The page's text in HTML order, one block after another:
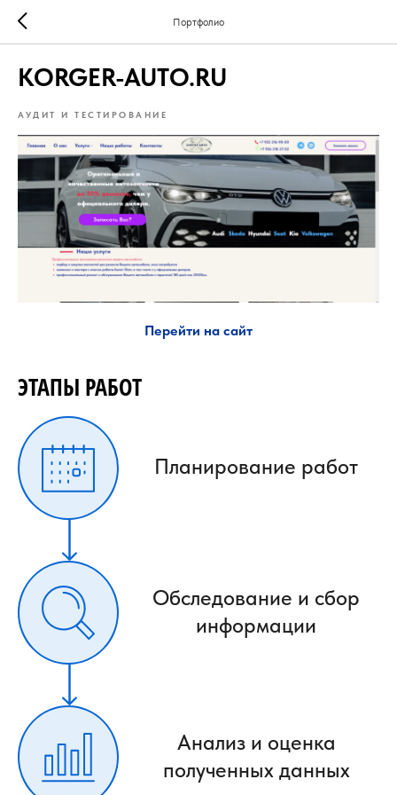
Портфолио
KORGER-AUTO.RU
АУДИТ И ТЕСТИРОВАНИЕ
Перейти на сайт
ЭТАПЫ РАБОТ
Планирование работ
Обследование и сбор
информации
Анализ и оценка
полученных данных